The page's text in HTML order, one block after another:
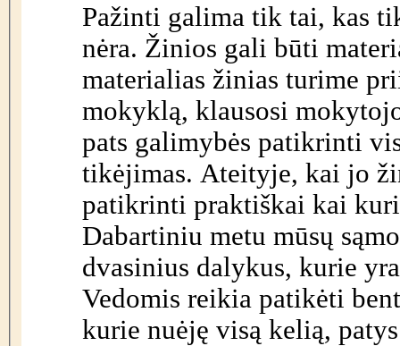
Pažinti galima tik tai, kas
nėra. Žinios gali būti
materialias žinias turime
mokyklą, klausosi
pats galimybės patikrinti
tikėjimas. Ateityje, kai jo
patikrinti praktiškai kai
Dabartiniu metu mūsų
dvasinius dalykus, kurie
Vedomis reikia patikėti
kurie nuėję visą kelią,